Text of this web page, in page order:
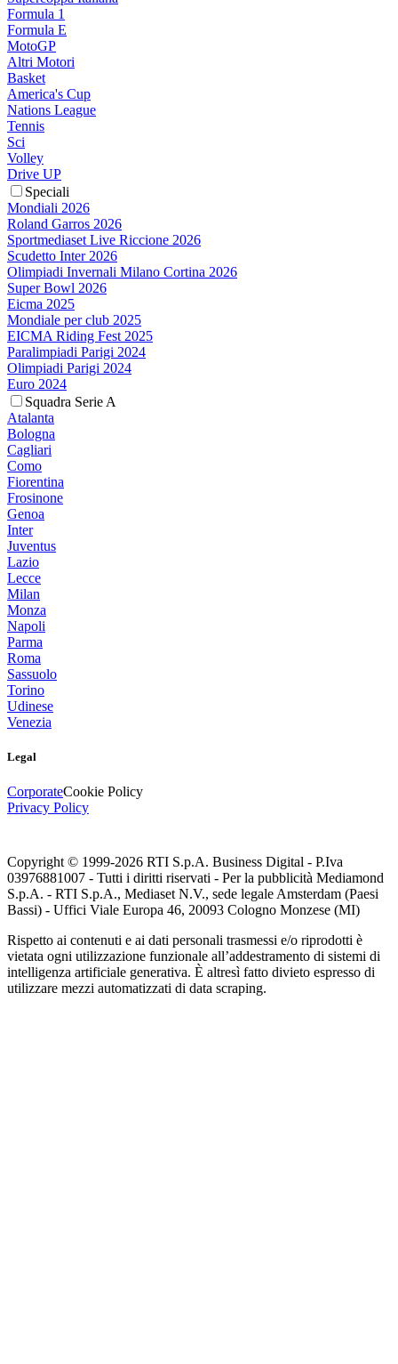
Formula 1
Formula E
MotoGP
Altri Motori
Basket
America's Cup
Nations League
Tennis
Sci
Volley
Drive UP
Speciali
Mondiali 2026
Roland Garros 2026
Sportmediaset Live Riccione 2026
Scudetto Inter 2026
Olimpiadi Invernali Milano Cortina 2026
Super Bowl 2026
Eicma 2025
Mondiale per club 2025
EICMA Riding Fest 2025
Paralimpiadi Parigi 2024
Olimpiadi Parigi 2024
Euro 2024
Squadra Serie A
Atalanta
Bologna
Cagliari
Como
Fiorentina
Frosinone
Genoa
Inter
Juventus
Lazio
Lecce
Milan
Monza
Napoli
Parma
Roma
Sassuolo
Torino
Udinese
Venezia
Legal
CorporateCookie Policy
Privacy Policy
Copyright © 1999-2026 RTI S.p.A. Business Digital - P.Iva
03976881007 - Tutti i diritti riservati - Per la pubblicità Mediamond
S.p.A. - RTI S.p.A., Mediaset N.V., sede legale Amsterdam (Paesi
Bassi) - Uffici Viale Europa 46, 20093 Cologno Monzese (MI)
Rispetto ai contenuti e ai dati personali trasmessi e/o riprodotti è
vietata ogni utilizzazione funzionale all’addestramento di sistemi di
intelligenza artificiale generativa. È altresì fatto divieto espresso di
utilizzare mezzi automatizzati di data scraping.